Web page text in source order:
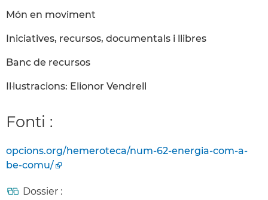
Món en moviment
Iniciatives, recursos, documentals i llibres
Banc de recursos
Il·lustracions: Elionor Vendrell
Fonti :
opcions.org/hemeroteca/num-62-energia-com-a-
be-comu/
Dossier :